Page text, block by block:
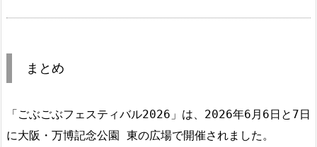
まとめ
「ごぶごぶフェスティバル2026」は、2026年6月6日と7日
に大阪・万博記念公園 東の広場で開催されました。